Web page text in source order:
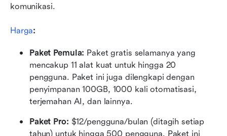
komunikasi.
Harga:
Paket Pemula: Paket gratis selamanya yang
mencakup 11 alat kuat untuk hingga 20
pengguna. Paket ini juga dilengkapi dengan
penyimpanan 100GB, 1000 kali otomatisasi,
terjemahan AI, dan lainnya.
Paket Pro: $12/pengguna/bulan (ditagih setiap
tahun) untuk hingga 500 pengguna. Paket ini